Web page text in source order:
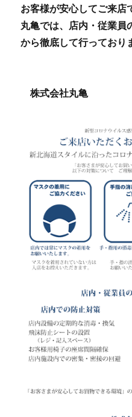
お客様が安心してご来店
丸亀では、店内・従業員
から徹底して行っており
株式会社丸亀